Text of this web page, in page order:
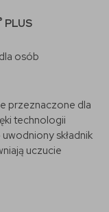
PLUS
osób
przeznaczone dla
technologii
składnik
uczucie